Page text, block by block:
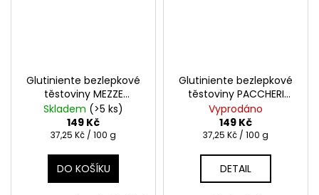
Glutiniente bezlepkové
těstoviny MEZZE
MANICHE 400g
Skladem (>5 ks)
149 Kč
Měrná
37,25 Kč / 100 g
DO KOŠÍKU
Glutiniente bezlepkové
těstoviny PACCHERI
400g
Vyprodáno
149 Kč
Měrná
37,25 Kč / 100 g
DETAIL